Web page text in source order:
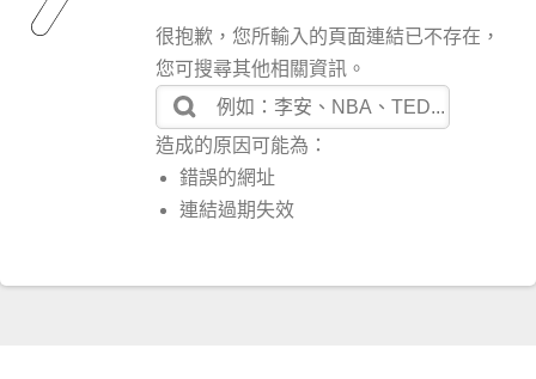
很抱歉，您所輸入的頁面連結已不存在，
您可搜尋其他相關資訊。
造成的原因可能為：
錯誤的網址
連結過期失效